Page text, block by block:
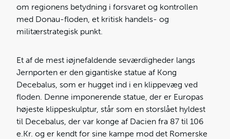
om regionens betydning i forsvaret og kontrollen
med Donau-floden, et kritisk handels- og
militærstrategisk punkt.
Et af de mest iøjnefaldende seværdigheder langs
Jernporten er den gigantiske statue af Kong
Decebalus, som er hugget ind i en klippevæg ved
floden. Denne imponerende statue, der er Europas
højeste klippeskulptur, står som en storslået hyldest
til Decebalus, der var konge af Dacien fra 87 til 106
e.Kr. og er kendt for sine kampe mod det Romerske